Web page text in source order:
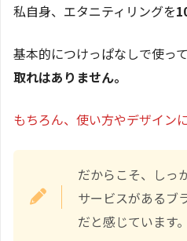
私自身、エタニティリングを
基本的につけっぱなしで使って
取れはありません。
もちろん、使い方やデザイン
だからこそ、しっ
サービスがあるブ
だと感じています。